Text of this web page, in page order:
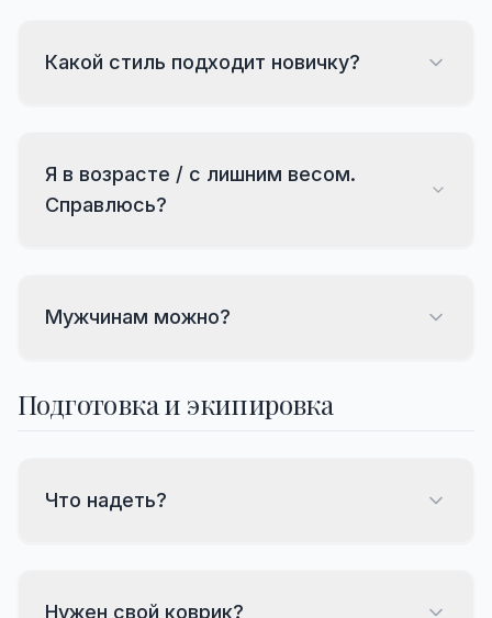
Какой стиль подходит новичку?
Я в возрасте / с лишним весом.
Справлюсь?
Мужчинам можно?
Подготовка и экипировка
Что надеть?
Нужен свой коврик?